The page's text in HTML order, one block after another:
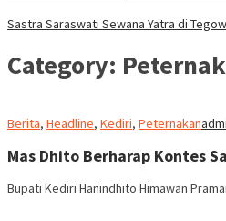
Sastra Saraswati Sewana Yatra di
Category:
Berita, Headline, Kediri, Peternakan
Mas Dhito Berharap Kontes
Bupati Kediri Hanindhito Himawan